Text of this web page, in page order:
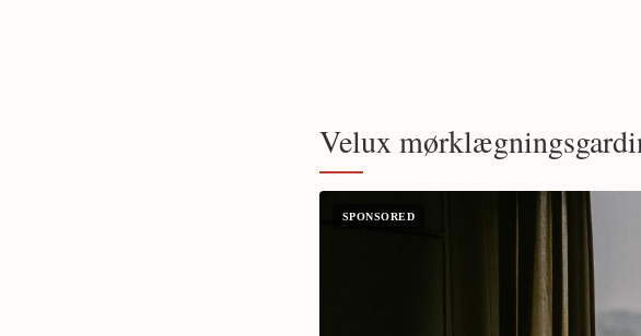
Velux